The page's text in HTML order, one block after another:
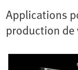
Applications
production